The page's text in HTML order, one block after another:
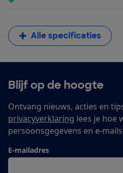
Alle specificaties
Blijf op de hoogte
Ontvang nieuws, acties en
privacyverklaring lees je hoe
persoonsgegevens en e-
E-mailadres